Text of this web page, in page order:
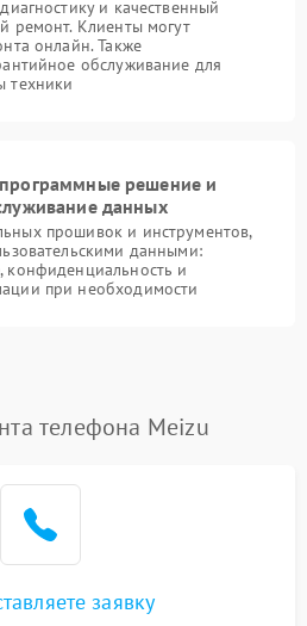
и качественный
ремонт. Клиенты могут
онлайн. Также
обслуживание для
техники
решение и
данных
прошивок и инструментов,
данными:
конфиденциальность и
при необходимости
телефона Meizu
заявку